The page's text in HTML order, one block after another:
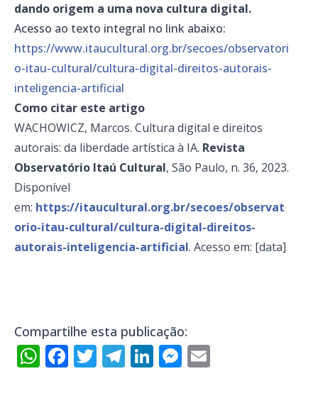
dando origem a uma nova cultura digital.
Acesso ao texto integral no link abaixo:
https://www.itaucultural.org.br/secoes/observatori
o-itau-cultural/cultura-digital-direitos-autorais-
inteligencia-artificial
Como citar este artigo
WACHOWICZ, Marcos. Cultura digital e direitos
autorais: da liberdade artística à IA. Revista
Observatório Itaú Cultural, São Paulo, n. 36, 2023.
Disponível
em: https://itaucultural.org.br/secoes/observat
orio-itau-cultural/cultura-digital-direitos-
autorais-inteligencia-artificial. Acesso em: [data]
Compartilhe esta publicação:
WhatsApp
Facebook
Twitter
Telegram
LinkedIn
Messenger